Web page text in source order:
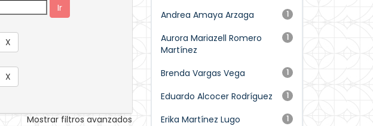
Mostrar filtros avanzados
1
Andrea Amaya Arzaga
1
Aurora Mariazell Romero
Martínez
1
Brenda Vargas Vega
1
Eduardo Alcocer Rodríguez
1
Erika Martínez Lugo